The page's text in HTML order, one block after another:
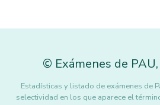
© Exámenes de PAU,
Estadísticas y listado de exámenes de
selectividad en los que aparece el